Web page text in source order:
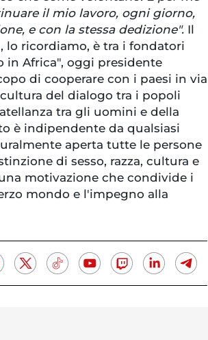
il mio lavoro, ogni giorno,
e con la stessa dedizione". Il
lo ricordiamo, è tra i fondatori
in Africa", oggi presidente
di cooperare con i paesi in via
del dialogo tra i popoli
tra gli uomini e della
è indipendente da qualsiasi
aperta tutte le persone
di sesso, razza, cultura e
motivazione che condivide i
mondo e l'impegno alla